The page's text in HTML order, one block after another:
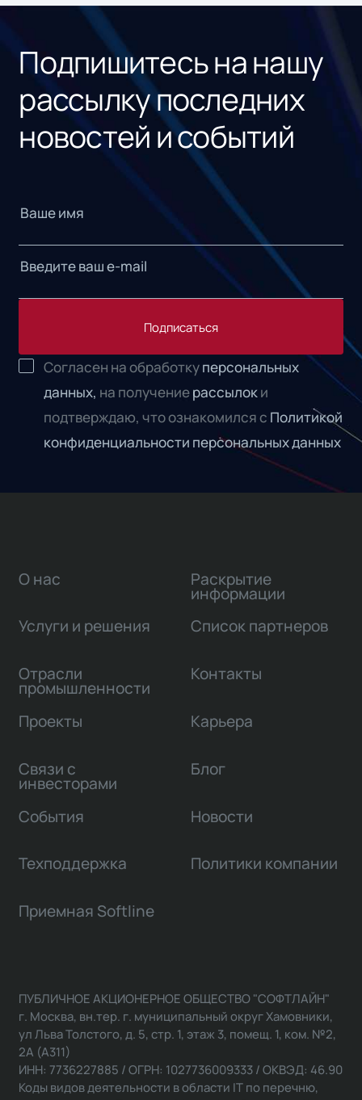
Подпишитесь на нашу
рассылку последних
новостей и событий
Подписаться
Согласен на обработкуперсональных
данных, на получениерассылоки
подтверждаю, что ознакомился с Политикой
конфиденциальности персональных данных
О нас
Услуги и решения
Отрасли
промышленности
Проекты
Связи с
инвесторами
Раскрытие
информации
Список партнеров
Контакты
Карьера
Блог
События Новости
Техподдержка Политики компании
Приемная Softline
ПУБЛИЧНОЕ АКЦИОНЕРНОЕ ОБЩЕСТВО "СОФТЛАЙН"
г. Москва, вн.тер. г. муниципальный округ Хамовники,
ул Льва Толстого, д. 5, стр. 1, этаж 3, помещ. 1, ком. №2,
2А (А311)
ИНН: 7736227885 / ОГРН: 1027736009333 / ОКВЭД: 46.90
Коды видов деятельности в области IT по перечню,